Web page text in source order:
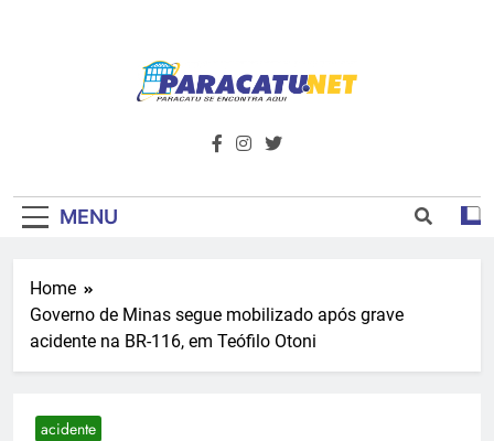
Paracatu.net –
Notícias E
Primeiro Do
Noroeste De
além de tudo sobre esportes e
MENU
Home
Governo de Minas segue mobilizado após grave
acidente na BR-116, em Teófilo Otoni
acidente